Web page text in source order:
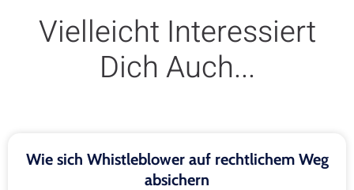
Vielleicht Interessiert
Dich Auch...
Wie sich Whistleblower auf rechtlichem Weg
absichern